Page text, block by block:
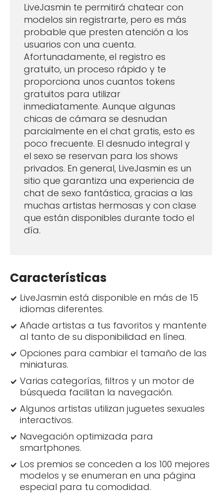
LiveJasmin te permitirá chatear con
modelos sin registrarte, pero es más
probable que presten atención a los
usuarios con una cuenta.
Afortunadamente, el registro es
gratuito, un proceso rápido y te
proporciona unos cuantos tokens
gratuitos para utilizar
inmediatamente. Aunque algunas
chicas de cámara se desnudan
parcialmente en el chat gratis, esto es
poco frecuente. El desnudo integral y
el sexo se reservan para los shows
privados. En general, LiveJasmin es un
sitio que garantiza una experiencia de
chat de sexo fantástica, gracias a las
muchas artistas hermosas y con clase
que están disponibles durante todo el
día.
Características
LiveJasmin está disponible en más de 15
idiomas diferentes.
Añade artistas a tus favoritos y mantente
al tanto de su disponibilidad en línea.
Opciones para cambiar el tamaño de las
miniaturas.
Varias categorías, filtros y un motor de
búsqueda facilitan la navegación.
Algunos artistas utilizan juguetes sexuales
interactivos.
Navegación optimizada para
smartphones.
Los premios se conceden a los 100 mejores
modelos y se enumeran en una página
especial para tu comodidad.